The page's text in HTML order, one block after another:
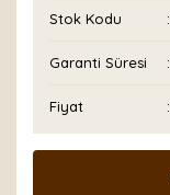
Stok Kodu
Garanti Süresi
Fiyat